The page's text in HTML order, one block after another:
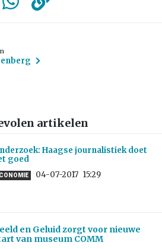
artikelen
Haagse journalistiek doet
goed
04-07-2017 15:29
en Geluid zorgt voor nieuwe
van museum COMM